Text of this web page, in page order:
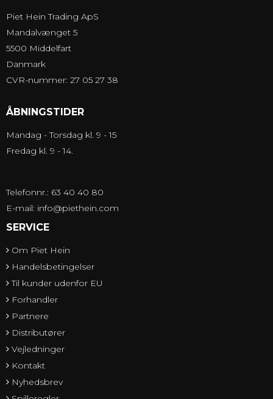
Piet Hein Trading ApS
Mandalvænget 5
5500 Middelfart
Danmark
CVR-nummer: 27 05 27 38
ÅBNINGSTIDER
Mandag - Torsdag kl. 9 - 15
Fredag kl. 9 - 14.
Telefonnr.: 63 40 40 80
E-mail: info@piethein.com
SERVICE
Om Piet Hein
Handelsbetingelser
Til kunder udenfor EU
Forhandler
Partnere
Distributører
Vejledninger
Kontakt
Nyhedsbrev